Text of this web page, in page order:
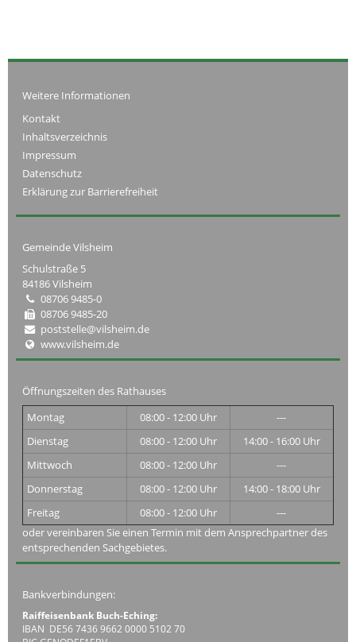
Weitere Informationen
Kontakt
Inhaltsverzeichnis
Impressum
Datenschutz
Erklärung zur Barrierefreiheit
Gemeinde Vilsheim
Schulstraße 5
84186 Vilsheim
08706 9485-0
08706 9485-20
poststelle@vilsheim.de
www.vilsheim.de
Öffnungszeiten des Rathauses
Montag
08:00 - 12:00 Uhr
---
Dienstag
08:00 - 12:00 Uhr
14:00 - 16:00 Uhr
Mittwoch
08:00 - 12:00 Uhr
---
Donnerstag
08:00 - 12:00 Uhr
14:00 - 18:00 Uhr
Freitag
08:00 - 12:00 Uhr
---
oder vereinbaren Sie einen Termin mit dem Ansprechpartner des
entsprechenden Sachgebietes.
Bankverbindungen:
Raiffeisenbank Buch-Eching:
IBAN DE56 7436 9662 0000 5102 70